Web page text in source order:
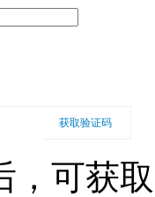
获取验证码
，可获